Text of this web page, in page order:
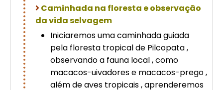
Caminhada na floresta e observação
da vida selvagem
Iniciaremos uma caminhada guiada
pela floresta tropical de Pilcopata ,
observando a fauna local , como
macacos-uivadores e macacos-prego ,
além de aves tropicais , aprenderemos